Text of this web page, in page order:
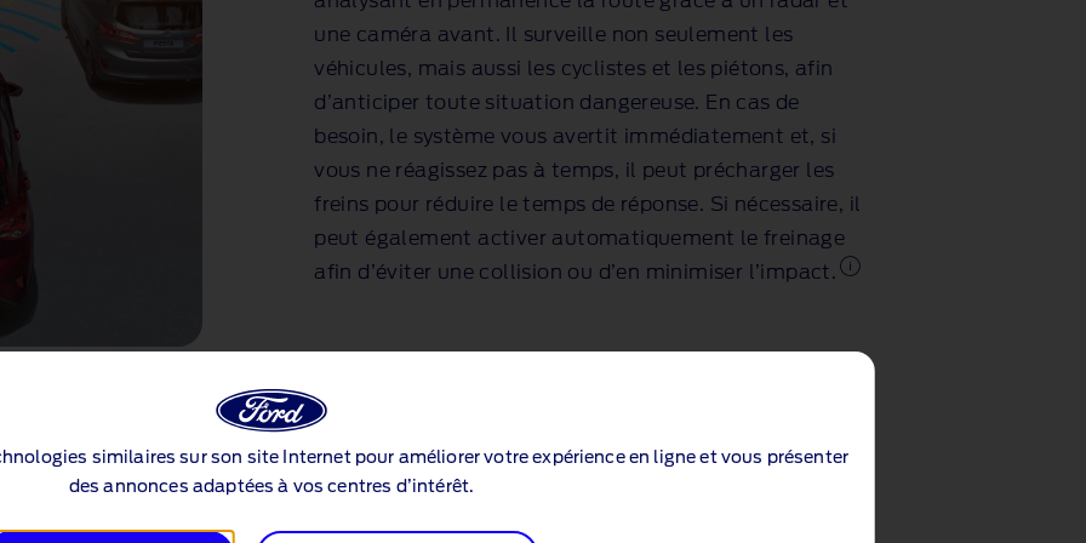
une caméra avant. Il surveille non seulement les
véhicules, mais aussi les cyclistes et les piétons, afin
d’anticiper toute situation dangereuse. En cas de
besoin, le système vous avertit immédiatement et, si
vous ne réagissez pas à temps, il peut précharger les
freins pour réduire le temps de réponse. Si nécessaire, il
peut également activer automatiquement le freinage
afin d’éviter une collision ou d’en minimiser l’impact.
similaires sur son site Internet pour améliorer votre expérience en ligne et vous présenter
des annonces adaptées à vos centres d’intérêt.